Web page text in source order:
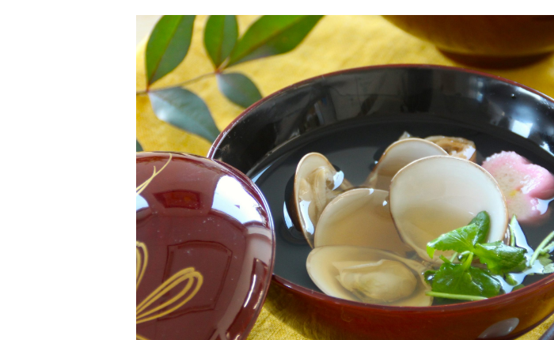
パウチのまんまシリーズ だしまろ麺
おもてなし BBQ/キャンプ
ホットプレート レンジ調理
節分 ひなまつり
ハロウィン 運動会
年末年始 その他
ハコネーゼ ボンゴレ ハコネーゼ アラビアータ